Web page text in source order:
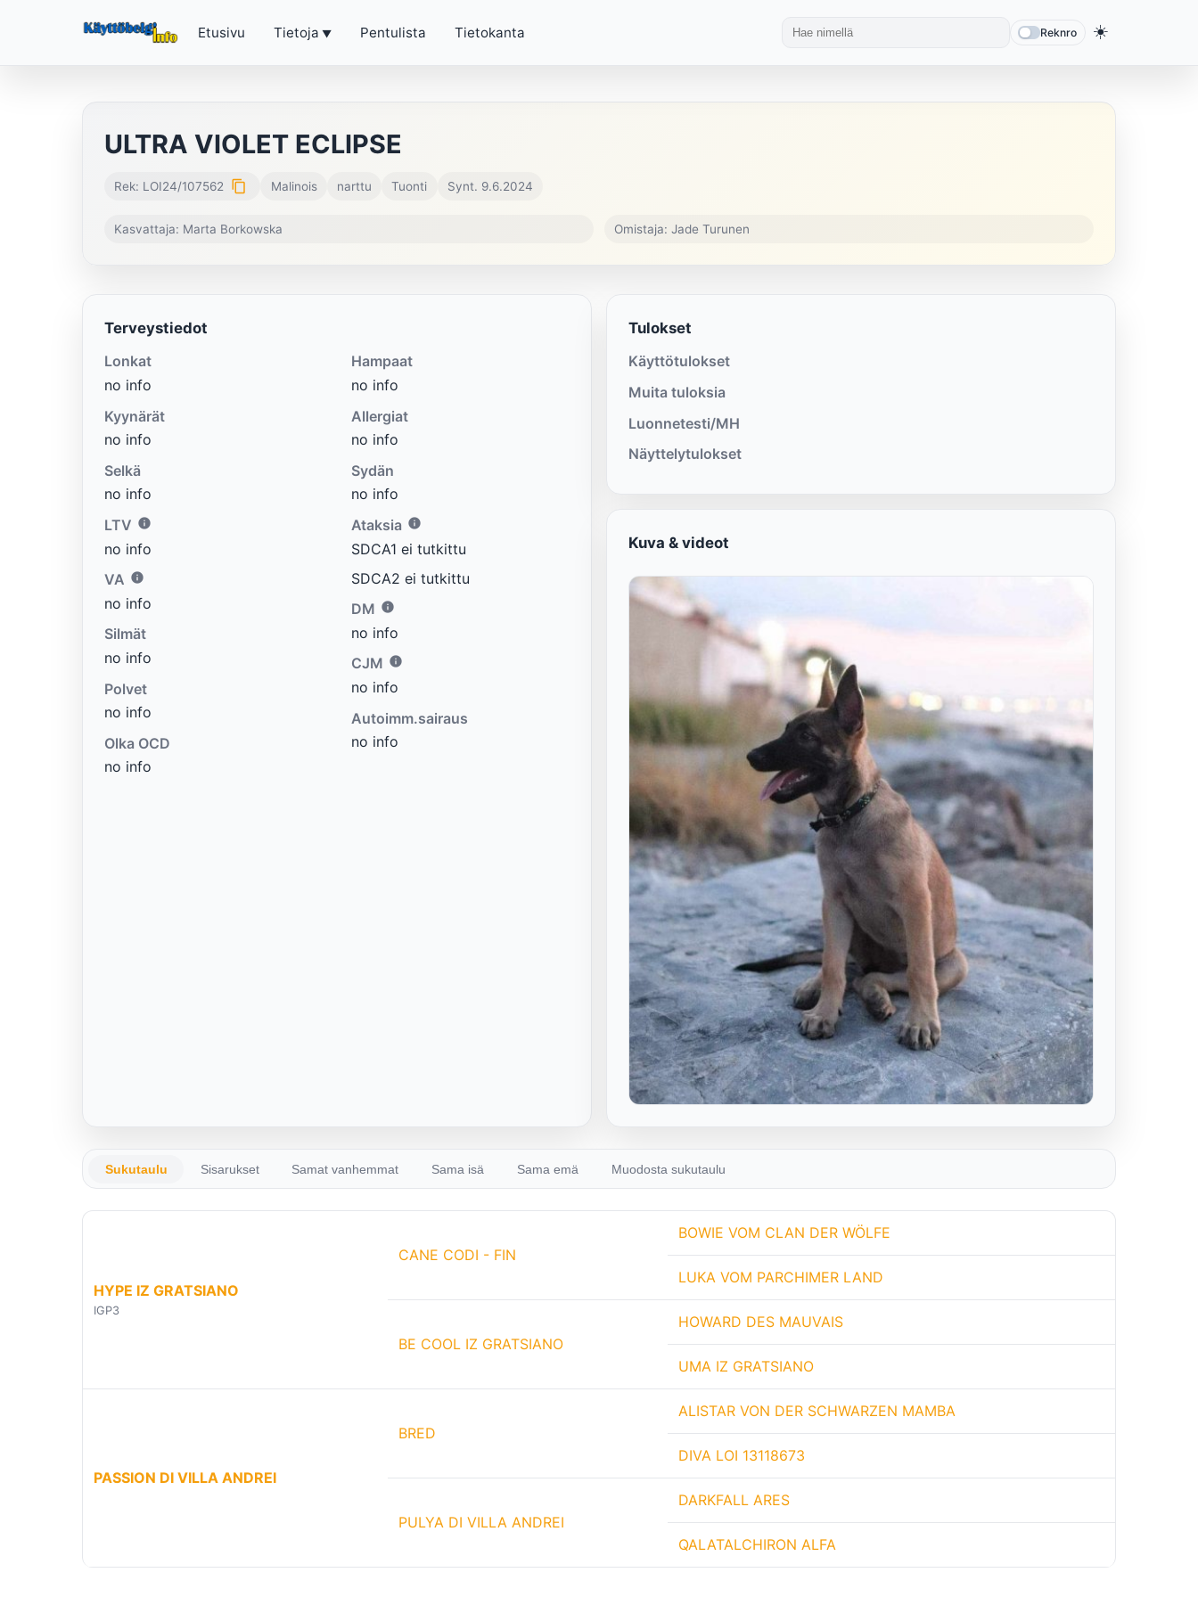
Etusivu Tietoja Pentulista Tietokanta Reknro ☀️
ULTRA VIOLET ECLIPSE
Rek: LOI24/107562 content_copy Malinois narttu Tuonti Synt. 9.6.2024
Kasvattaja: Marta Borkowska Omistaja: Jade Turunen
Terveystiedot
Lonkat
no info
Kyynärät
no info
Selkä
no info
LTV
no info
VA
no info
Silmät
no info
Polvet
no info
Olka OCD
no info
Hampaat
no info
Allergiat
no info
Sydän
no info
Ataksia
SDCA1 ei tutkittu
SDCA2 ei tutkittu
DM
no info
CJM
no info
Autoimm.sairaus
no info
Tulokset
Käyttötulokset
Muita tuloksia
Luonnetesti/MH
Näyttelytulokset
Kuva & videot
Sukutaulu Sisarukset Samat vanhemmat Sama isä Sama emä Muodosta sukutaulu
HYPE IZ GRATSIANO
IGP3
CANE CODI - FIN
BOWIE VOM CLAN DER WÖLFE
LUKA VOM PARCHIMER LAND
BE COOL IZ GRATSIANO
HOWARD DES MAUVAIS
UMA IZ GRATSIANO
PASSION DI VILLA ANDREI
BRED
ALISTAR VON DER SCHWARZEN MAMBA
DIVA LOI 13118673
PULYA DI VILLA ANDREI
DARKFALL ARES
QALATALCHIRON ALFA